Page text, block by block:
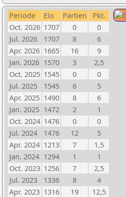
Periode Elo Partien
Pkt.
Oct. 2026 1707 0
0
Jul. 2026
1707 8
6
Apr. 2026 1665 16
9
Jan. 2026 1570 3
2,5
Oct. 2025 1545 0
0
Jul. 2025
1545 6
5
Apr. 2025 1490 8
6
Jan. 2025 1472 2
1
Oct. 2024 1476 0
0
Jul. 2024
1476 12
5
Apr. 2024 1213 7
1,5
Jan. 2024 1294 1
1
Oct. 2023 1256 7
2,5
Jul. 2023
1336 8
4
Apr. 2023 1316 19
12,5